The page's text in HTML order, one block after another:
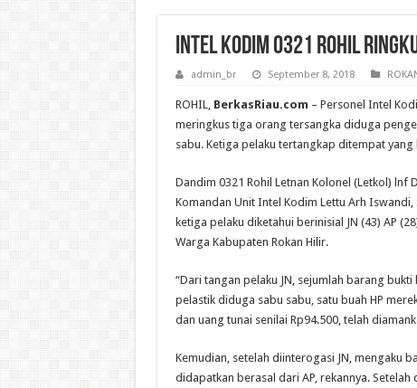
Intel Kodim 0321 Rohil
admin_br September 8, 2018
ROHIL, BerkasRiau.com – Personel Intel
meringkus tiga orang tersangka diduga
sabu. Ketiga pelaku tertangkap ditempat
Dandim 0321 Rohil Letnan Kolonel (Letkol) lnf
Komandan Unit Intel Kodim Lettu Arh Iswandi,
ketiga pelaku diketahui berinisial JN (43) AP
Warga Kabupaten Rokan Hilir.
“Dari tangan pelaku JN, sejumlah barang
pelastik diduga sabu sabu, satu buah HP
dan uang tunai senilai Rp94.500, telah
Kemudian, setelah diinterogasi JN, mengaku
didapatkan berasal dari AP, rekannya. Setelah